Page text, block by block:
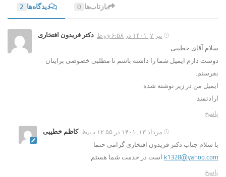
دیدگاه‌ها 2 بازتاب‌ها 0
دکتر فریدون افتخاری
تیر ۷, ۱۴۰۱ در ۶:۵۸ ق٫ظ
سلام آقای خطیبی
دوست دارم ایمیل شما را داشته باشم تا مطلبی خصوصی برایتان
بفرستم.
ایمیل من در زیر نوشته شده
ارادتمند
پاسخ
کاظم خطیبی
مرداد ۱۳, ۱۴۰۱ در ۱۲:۵۵ ب٫ظ
با سلام جناب دکتر فریدون افتخاری گرامی حتما
k1328@yahoo.com است در خدمت شما هستم
پاسخ